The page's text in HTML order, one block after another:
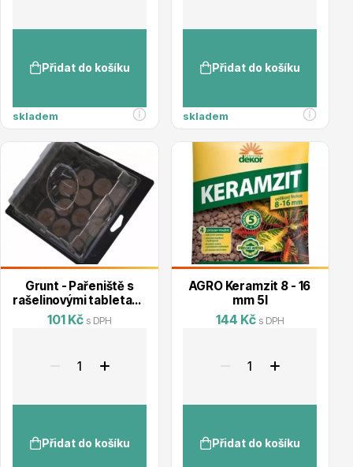
Postřiky, přípravky
Hortenzie
Azalky a rododendrony
Růže KORDES
Přidat do košíku
skladem
Přidat do košíku
skladem
Grunt - Pařeniště s
rašelinovými tabletami
12ks
101 Kč s DPH
Přidat do košíku
AGRO Keramzit 8 - 16
mm 5l
144 Kč s DPH
Přidat do košíku